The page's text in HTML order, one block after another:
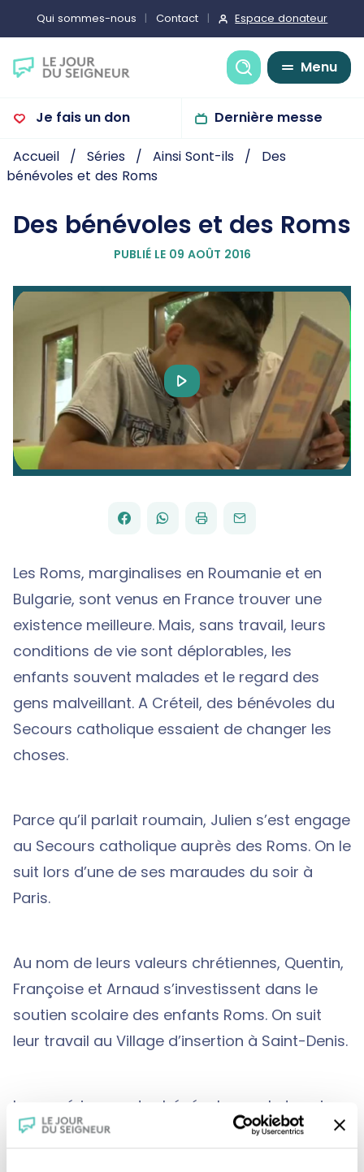
Qui sommes-nous Contact Espace donateur
Recherche
Menu
Je fais un don Dernière messe
Accueil Séries Ainsi Sont-ils
Des
bénévoles et des Roms
Des bénévoles et des Roms
PUBLIÉ LE 09 AOÛT 2016
Play
Video
PARTAGER
FACEBOOK
PARTAGER
WHATSAPP
IMPRIMERENVOYER
PAR
EMAIL
Les Roms, marginalises en Roumanie et en
Bulgarie, sont venus en France trouver une
existence meilleure. Mais, sans travail, leurs
conditions de vie sont déplorables, les
enfants souvent malades et le regard des
gens malveillant. A Créteil, des bénévoles du
Secours catholique essaient de changer les
choses.
Parce qu’il parlait roumain, Julien s’est engage
au Secours catholique auprès des Roms. On le
suit lors d’une de ses maraudes du soir à
Paris.
Au nom de leurs valeurs chrétiennes, Quentin,
Françoise et Arnaud s’investissent dans le
soutien scolaire des enfants Roms. On suit
leur travail au Village d’insertion à Saint-Denis.
Les expériences des bénévoles sur le terrain
servent essentiellement à créer et maintenir